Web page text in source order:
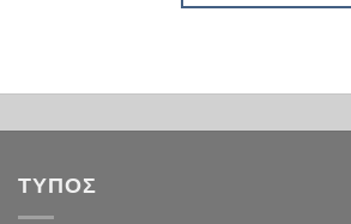
ΤΥΠΟΣ